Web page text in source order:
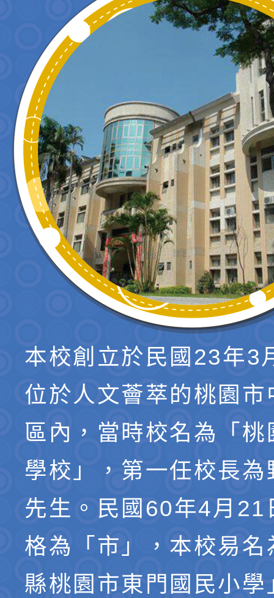
本校創立於民國23年3
位於人文薈萃的桃園市
區內，當時校名為「桃
學校」，第一任校長為
先生。民國60年4月21
格為「市」，本校易名
縣桃園市東門國民小學